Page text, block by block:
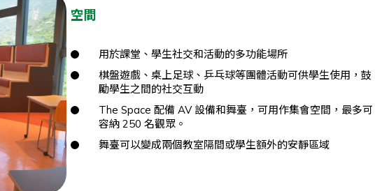
空間
用於課堂、學生社交和活動的多功能場所
棋盤遊戲、桌上足球、乒乓球等團體活動可供學生使用，鼓
勵學生之間的社交互動
The Space 配備 AV 設備和舞臺，可用作集會空間，最多可
容納 250 名觀眾。
舞臺可以變成兩個教室隔間或學生額外的安靜區域